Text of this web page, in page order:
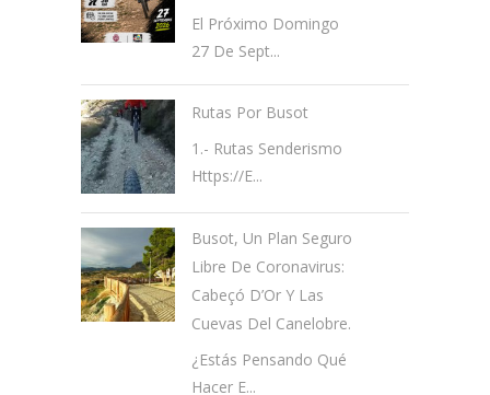
El Próximo Domingo
27 De Sept...
Rutas Por Busot
1.- Rutas Senderismo
Https://e...
Busot, Un Plan Seguro
Libre De Coronavirus:
Cabeçó D’Or Y Las
Cuevas Del Canelobre.
¿Estás Pensando Qué
Hacer E...